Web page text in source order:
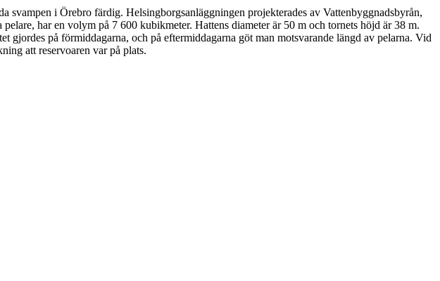
i Örebro färdig. Helsingborgsanläggningen projekterades av Vattenbyggnadsbyrån,
har en volym på 7 600 kubikmeter. Hattens diameter är 50 m och tornets höjd är 38 m.
på förmiddagarna, och på eftermiddagarna göt man motsvarande längd av pelarna. Vid
att reservoaren var på plats.